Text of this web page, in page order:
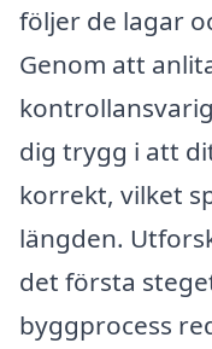
följer de lagar
Genom att
dig trygg i att
korrekt, vilket
längden.
det första
byggprocess